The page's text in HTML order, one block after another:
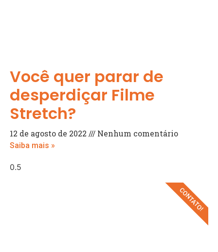
Você quer parar de
desperdiçar Filme
Stretch?
12 de agosto de 2022 Nenhum comentário
Saiba mais »
CONTATO!